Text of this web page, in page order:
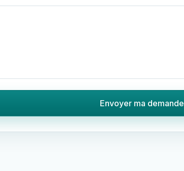
Envoyer ma demande